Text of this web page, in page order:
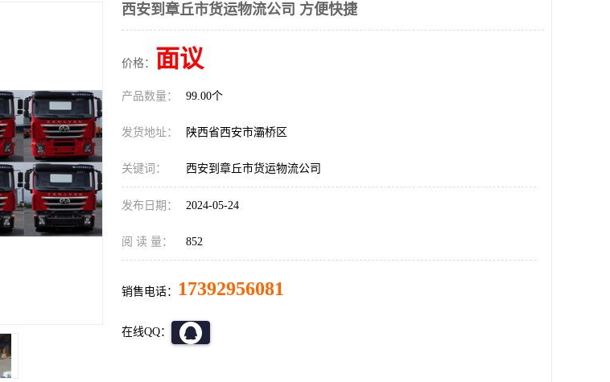
西安到章丘市货运物流公司 方便快捷
价格： 面议
产品数量： 99.00个
发货地址： 陕西省西安市灞桥区
关键词： 西安到章丘市货运物流公司
发布日期： 2024-05-24
阅 读 量： 852
销售电话： 17392956081
在线QQ：